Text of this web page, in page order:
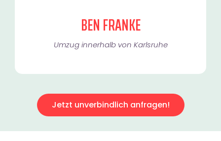
BEN FRANKE
Umzug innerhalb von Karlsruhe​
Jetzt unverbindlich anfragen!